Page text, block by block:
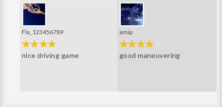
Fla_123456789
nice driving game
amip
good maneuvering